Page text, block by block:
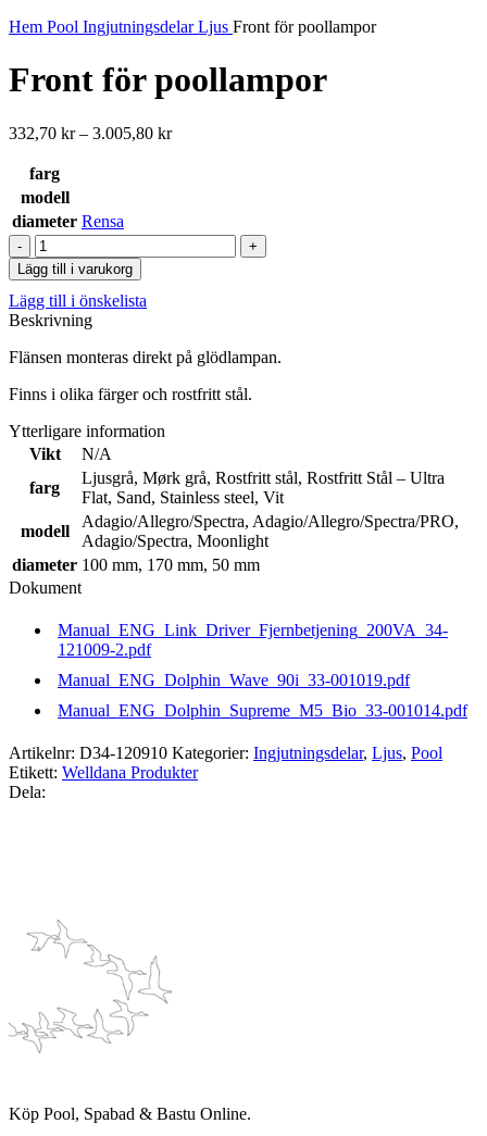
Hem Pool IngjutningsdelarLjus Front för poollampor
Front för poollampor
332,70 kr – 3.005,80 krPrisintervall:
farg
modell
diameter Rensa
Front
för
poollampor
mängd
Lägg till i varukorg
Lägg till i önskelista
Beskrivning
Flänsen monteras direkt på glödlampan.
Finns i olika färger och rostfritt stål.
Ytterligare information
Vikt
N/A
farg
Ljusgrå, Mørk grå, Rostfritt stål, Rostfritt Stål – Ultra
Flat, Sand, Stainless steel, Vit
modell
Adagio/Allegro/Spectra, Adagio/Allegro/Spectra/PRO,
Adagio/Spectra, Moonlight
diameter 100 mm, 170 mm, 50 mm
Dokument
Manual_ENG_Link_Driver_Fjernbetjening_200VA_34-
121009-2.pdf
Manual_ENG_Dolphin_Wave_90i_33-001019.pdf
Manual_ENG_Dolphin_Supreme_M5_Bio_33-001014.pdf
Artikelnr: D34-120910 Kategorier: Ingjutningsdelar, Ljus, Pool
Etikett: Welldana Produkter
Dela:
Köp Pool, Spabad & Bastu Online.